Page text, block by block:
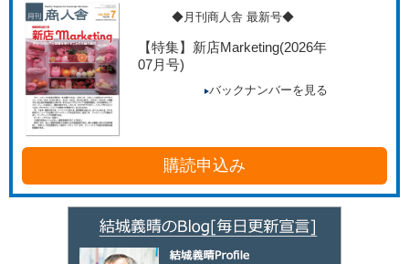
◆月刊商人舎 最新号◆
【特集】新店Marketing(2026年
07月号)
バックナンバーを見る
購読申込み